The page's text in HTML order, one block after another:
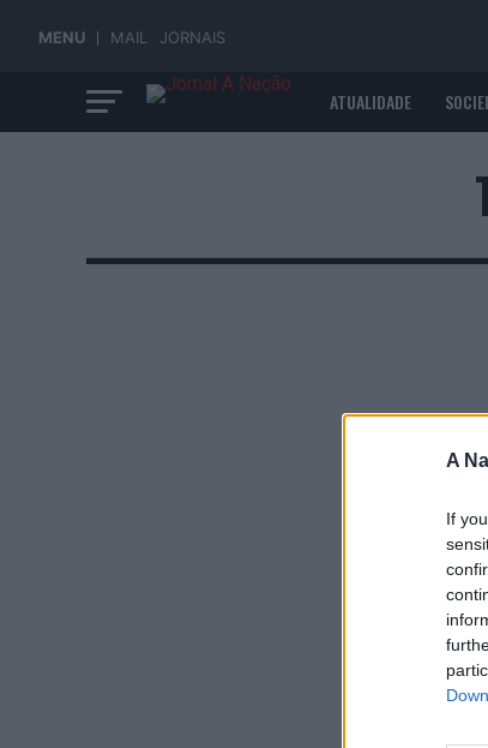
A
If
MENU MAIL JORNAIS
ATUALIDADE